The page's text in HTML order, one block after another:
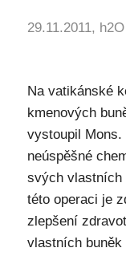
29.11.2011, h2O
Na vatikánské
kmenových
vystoupil Mons.
neúspěšné
svých vlastních
této operaci je
zlepšení
vlastních